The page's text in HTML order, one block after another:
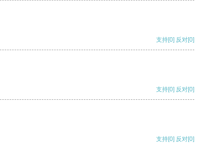
支持[0] 反对[0]
支持[0] 反对[0]
支持[0] 反对[0]